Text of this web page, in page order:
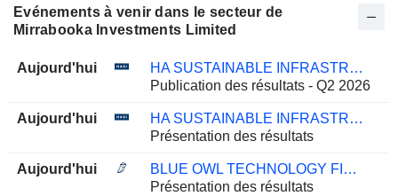
Evénements à venir dans le secteur de
Mirrabooka Investments Limited
Aujourd'hui
HA SUSTAINABLE INFRASTRUCTURE CAPITAL, INC.
Publication des résultats - Q2 2026
Aujourd'hui
HA SUSTAINABLE INFRASTRUCTURE CAPITAL, INC.
Présentation des résultats
Aujourd'hui
BLUE OWL TECHNOLOGY FINANCE CORP.
Présentation des résultats